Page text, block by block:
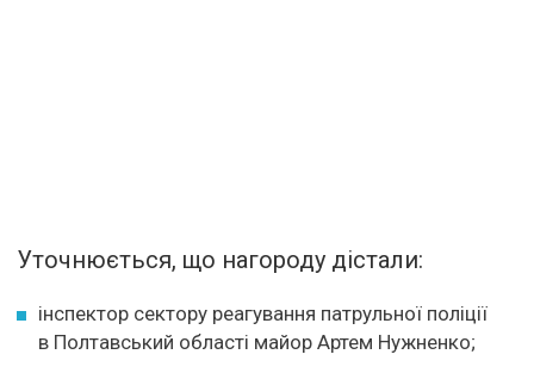
Уточнюється, що нагороду дістали:
інспектор сектору реагування патрульної поліції
в Полтавський області майор Артем Нужненко;